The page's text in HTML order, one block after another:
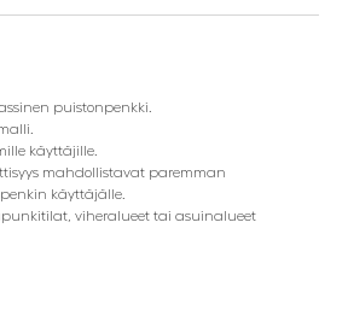
puistonpenkki.
käyttäjille.
mahdollistavat paremman
käyttäjälle.
viheralueet tai asuinalueet